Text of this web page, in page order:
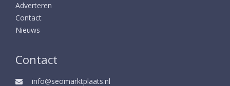
Adverteren
Contact
Nieuws
Contact
info@seomarktplaats.nl